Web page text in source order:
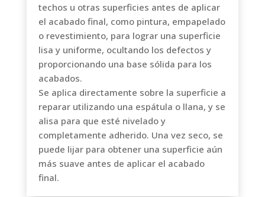
techos u otras superficies antes de aplicar
el acabado final, como pintura, empapelado
o revestimiento, para lograr una superficie
lisa y uniforme, ocultando los defectos y
proporcionando una base sólida para los
acabados.
Se aplica directamente sobre la superficie a
reparar utilizando una espátula o llana, y se
alisa para que esté nivelado y
completamente adherido. Una vez seco, se
puede lijar para obtener una superficie aún
más suave antes de aplicar el acabado
final.